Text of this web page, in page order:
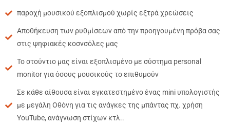
παροχή μουσικού εξοπλισμού χωρίς εξτρά χρεώσεις
Αποθήκευση των ρυθμίσεων από την προηγουμένη πρόβα σας
στις ψηφιακές κοσνσόλες μας
Το στούντιο μας είναι εξοπλισμένο με σύστημα personal
monitor για όσους μουσικούς το επιθυμούν
Σε κάθε αίθουσα είναι εγκατεστημένο ένας mini υπολογιστής
με μεγάλη Οθόνη για τις ανάγκες της μπάντας πχ. χρήση
YouTube, ανάγνωση στίχων κτλ..